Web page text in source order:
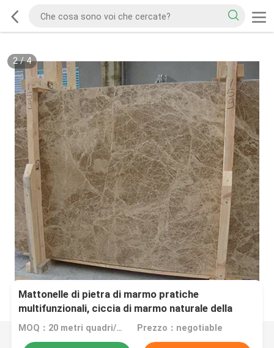
2/4
Mattonelle di pietra di marmo pratiche
multifunzionali, ciccia di marmo naturale della
pavimentazione
MOQ：20 metri quadri/quadrato Prezzo：negotiable